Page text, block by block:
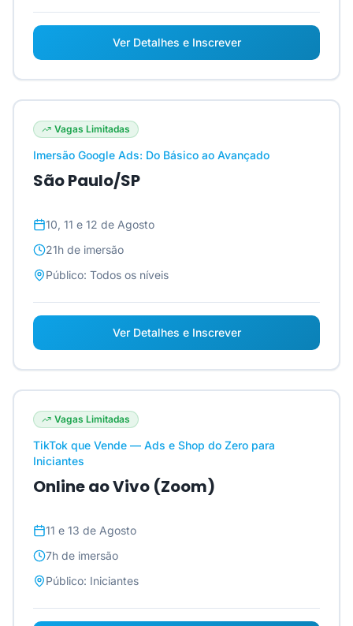
Ver Detalhes e Inscrever
Vagas Limitadas
Imersão Google Ads: Do Básico ao Avançado
São Paulo/SP
10, 11 e 12 de Agosto
21h de imersão
Público: Todos os níveis
Ver Detalhes e Inscrever
Vagas Limitadas
TikTok que Vende — Ads e Shop do Zero para
Iniciantes
Online ao Vivo (Zoom)
11 e 13 de Agosto
7h de imersão
Público: Iniciantes